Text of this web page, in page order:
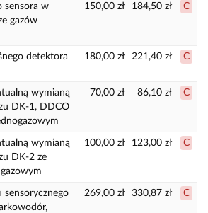
sensora w
gazów
150,00 zł 184,50 zł C
detektora
180,00 zł 221,40 zł C
wymianą
DK-1, DDCO
70,00 zł 86,10 zł C
wymianą
DK-2 ze
100,00 zł 123,00 zł C
sensorycznego
269,00 zł 330,87 zł C